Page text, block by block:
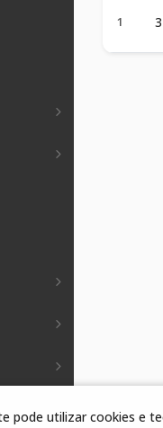
1
pode utilizar cookies e